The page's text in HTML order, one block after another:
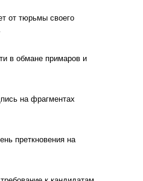
от тюрьмы своего
в обмане примаров и
на фрагментах
преткновения на